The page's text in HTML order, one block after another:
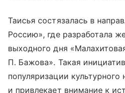
Таисья состязалась в
Россию», где разработала
выходного дня
П. Бажова». Такая
популяризации культурного
и привлекает внимание к